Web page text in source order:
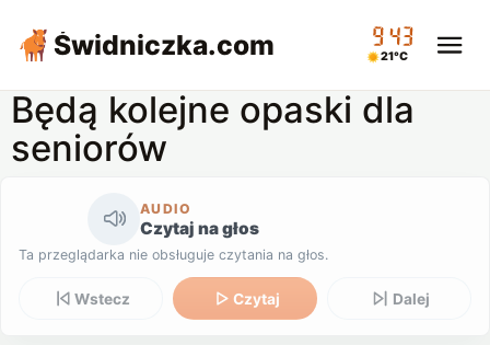
Świdniczka.com 09:43
21°C
Będą kolejne opaski dla
seniorów
AUDIO
Czytaj na głos
Ta przeglądarka nie obsługuje czytania na głos.
Wstecz Czytaj Dalej